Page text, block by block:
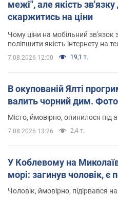
межі", але якість
скаржитись на ціни
Чому ціни на мобільний зв'язок
поліпшити якість інтернету на
7.08.2026 12:00 19,1 т.
В окупованій Ялті
валить чорний дим. Фото
Місто, ймовірно, опинилося під
7.08.2026 13:26 2,4 т.
У Коблевому на
морі: загинув чоловік, є
Чоловік, ймовірно, підірвався